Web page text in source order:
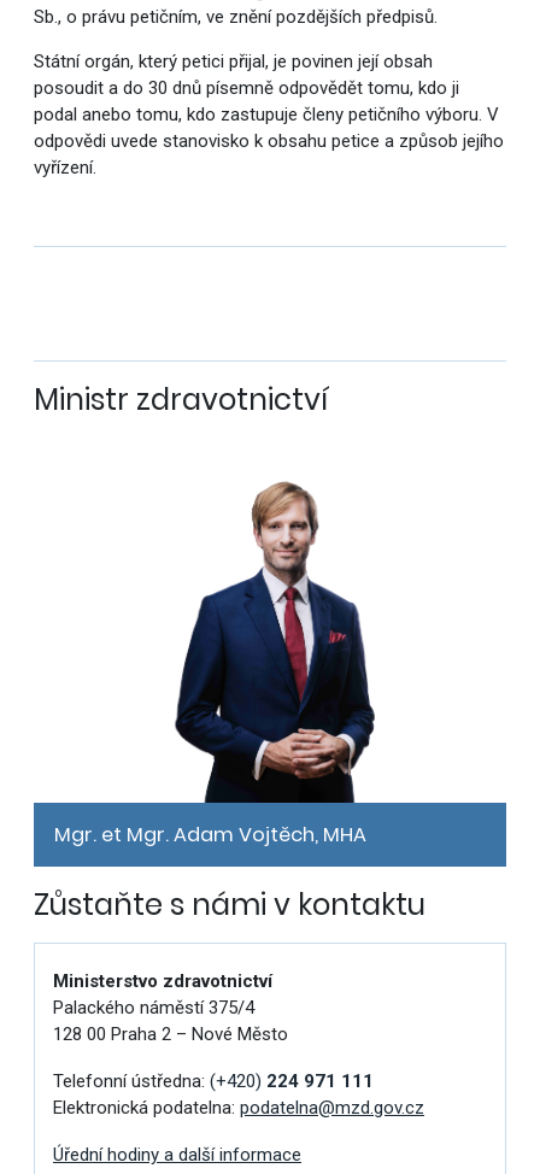
Sb., o právu petičním, ve znění pozdějších předpisů.
Státní orgán, který petici přijal, je povinen její obsah
posoudit a do 30 dnů písemně odpovědět tomu, kdo ji
podal anebo tomu, kdo zastupuje členy petičního výboru. V
odpovědi uvede stanovisko k obsahu petice a způsob jejího
vyřízení.
Ministr zdravotnictví
Mgr. et Mgr. Adam Vojtěch, MHA
Zůstaňte s námi v kontaktu
Ministerstvo zdravotnictví
Palackého náměstí 375/4
128 00 Praha 2 – Nové Město
Telefonní ústředna: (+420) 224 971 111
Elektronická podatelna: podatelna@mzd.gov.cz
Úřední hodiny a další informace